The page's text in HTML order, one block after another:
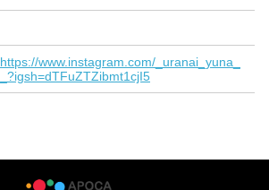
https://www.instagram.com/_uranai_yuna_
_?igsh=dTFuZTZibmt1cjI5